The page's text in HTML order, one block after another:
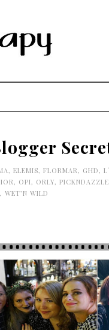
, ELEMIS, FLORMAR, GHD,
, OPI, ORLY, PICKNDAZZLE
, WET’N WILD